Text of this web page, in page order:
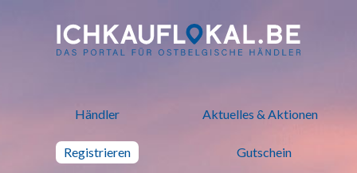
ich kauf lokal - Bei lokalen
Händler Aktuelles & Aktionen
Registrieren Gutschein